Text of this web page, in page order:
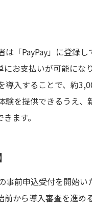
「PayPay」に登録
お支払いが可能になり
入することで、約
験を提供できるうえ
ます。
事前申込受付を開始い
から導入審査を進め